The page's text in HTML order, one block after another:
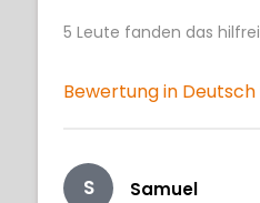
5 Leute fanden das
Bewertung in
S Samuel